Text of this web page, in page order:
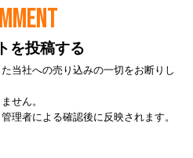
を投稿する
当社への売り込みの一切をお断りし
せん。
理者による確認後に反映されます。